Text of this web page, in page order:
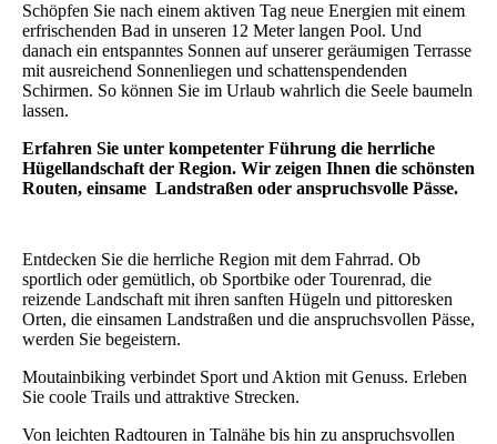
Schöpfen Sie nach einem aktiven Tag neue Energien mit einem
erfrischenden Bad in unseren 12 Meter langen Pool. Und
danach ein entspanntes Sonnen auf unserer geräumigen Terrasse
mit ausreichend Sonnenliegen und schattenspendenden
Schirmen. So können Sie im Urlaub wahrlich die Seele baumeln
lassen.
Erfahren Sie unter kompetenter Führung die herrliche
Hügellandschaft der Region. Wir zeigen Ihnen die schönsten
Routen, einsame Landstraßen oder anspruchsvolle Pässe.
Entdecken Sie die herrliche Region mit dem Fahrrad. Ob
sportlich oder gemütlich, ob Sportbike oder Tourenrad, die
reizende Landschaft mit ihren sanften Hügeln und pittoresken
Orten, die einsamen Landstraßen und die anspruchsvollen Pässe,
werden Sie begeistern.
Moutainbiking verbindet Sport und Aktion mit Genuss. Erleben
Sie coole Trails und attraktive Strecken.
Von leichten Radtouren in Talnähe bis hin zu anspruchsvollen